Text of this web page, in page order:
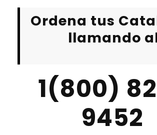
Ordena tus
llamando
1(800)
9452